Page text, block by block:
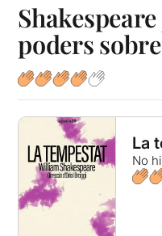
poders
La
No